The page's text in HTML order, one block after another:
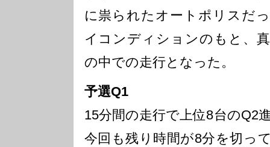
に祟られたオートポリスだ
イコンディションのもと、
の中での走行となった。
予選Q1
15分間の走行で上位8台のQ2
今回も残り時間が8分を切っ